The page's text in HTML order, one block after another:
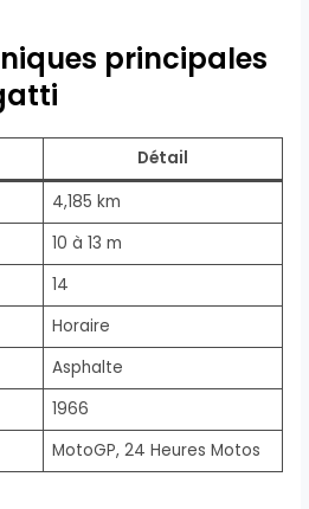
principales
Détail
4,185 km
10 à 13 m
14
Horaire
Asphalte
1966
MotoGP, 24 Heures Motos